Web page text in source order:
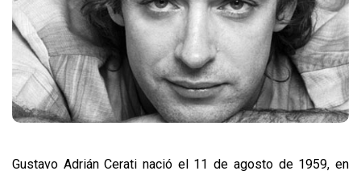
Gustavo Adrián Cerati nació el 11 de agosto de 1959, en